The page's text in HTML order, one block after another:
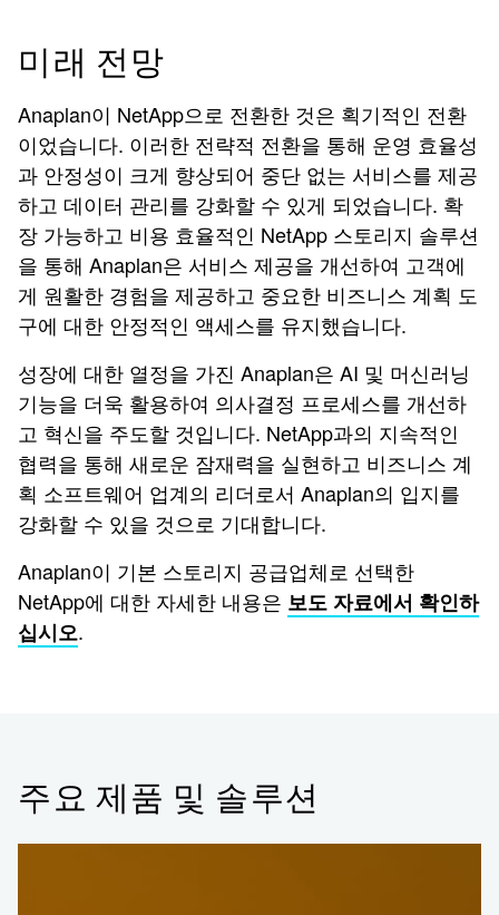
미래 전망
Anaplan이 NetApp으로 전환한 것은 획기적인 전환
이었습니다. 이러한 전략적 전환을 통해 운영 효율성
과 안정성이 크게 향상되어 중단 없는 서비스를 제공
하고 데이터 관리를 강화할 수 있게 되었습니다. 확
장 가능하고 비용 효율적인 NetApp 스토리지 솔루션
을 통해 Anaplan은 서비스 제공을 개선하여 고객에
게 원활한 경험을 제공하고 중요한 비즈니스 계획 도
구에 대한 안정적인 액세스를 유지했습니다.
성장에 대한 열정을 가진 Anaplan은 AI 및 머신러닝
기능을 더욱 활용하여 의사결정 프로세스를 개선하
고 혁신을 주도할 것입니다. NetApp과의 지속적인
협력을 통해 새로운 잠재력을 실현하고 비즈니스 계
획 소프트웨어 업계의 리더로서 Anaplan의 입지를
강화할 수 있을 것으로 기대합니다.
Anaplan이 기본 스토리지 공급업체로 선택한
NetApp에 대한 자세한 내용은 보도 자료에서 확인하
십시오.
주요 제품 및 솔루션